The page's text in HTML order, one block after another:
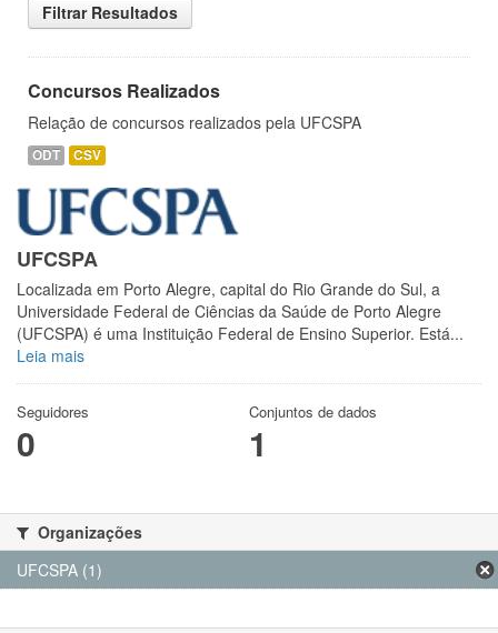
Filtrar Resultados
Concursos Realizados
Relação de concursos realizados pela UFCSPA
ODT CSV
UFCSPA
Localizada em Porto Alegre, capital do Rio Grande do Sul, a
Universidade Federal de Ciências da Saúde de Porto Alegre
(UFCSPA) é uma Instituição Federal de Ensino Superior. Está...
Leia mais
Seguidores
0
Conjuntos de dados
1
Organizações
UFCSPA (1)